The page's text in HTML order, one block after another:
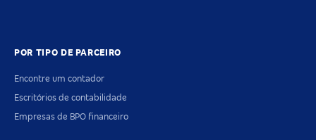
POR TIPO DE PARCEIRO
Encontre um contador
Escritórios de contabilidade
Empresas de BPO financeiro